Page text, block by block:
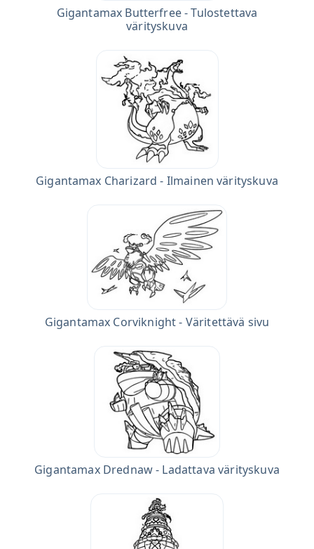
Gigantamax Butterfree - Tulostettava
värityskuva
Gigantamax Charizard - Ilmainen värityskuva
Gigantamax Corviknight - Väritettävä sivu
Gigantamax Drednaw - Ladattava värityskuva